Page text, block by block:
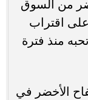
من السوق
اقتراب
منذ فترة
الأخضر في